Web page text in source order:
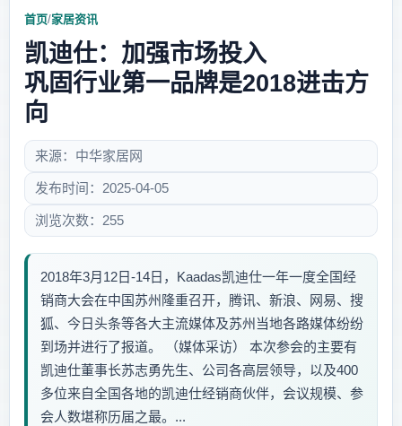
首页/家居资讯
凯迪仕：加强市场投入
巩固行业第一品牌是2018进击方
向
来源：中华家居网
发布时间：2025-04-05
浏览次数：255
2018年3月12日-14日，Kaadas凯迪仕一年一度全国经
销商大会在中国苏州隆重召开，腾讯、新浪、网易、搜
狐、今日头条等各大主流媒体及苏州当地各路媒体纷纷
到场并进行了报道。 （媒体采访） 本次参会的主要有
凯迪仕董事长苏志勇先生、公司各高层领导，以及400
多位来自全国各地的凯迪仕经销商伙伴，会议规模、参
会人数堪称历届之最。...